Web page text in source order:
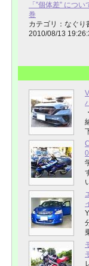
「”個体差” につ
巻
カテゴリ：なぐり
2010/08/13